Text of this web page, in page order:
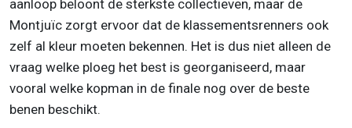
aanloop beloont de sterkste collectieven, maar de
Montjuïc zorgt ervoor dat de klassementsrenners ook
zelf al kleur moeten bekennen. Het is dus niet alleen de
vraag welke ploeg het best is georganiseerd, maar
vooral welke kopman in de finale nog over de beste
benen beschikt.